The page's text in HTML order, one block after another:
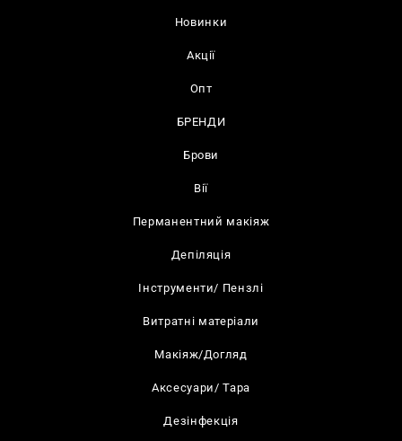
Новинки
Акції
Опт
БРЕНДИ
Брови
Вії
Перманентний макіяж
Депіляція
Інструменти/ Пензлі
Витратні матеріали
Макіяж/Догляд
Аксесуари/ Тара
Дезінфекція